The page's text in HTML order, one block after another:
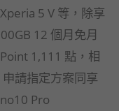
5 V 等，除享
12 個月免月
1,111 點，相
請指定方案同享
Pro